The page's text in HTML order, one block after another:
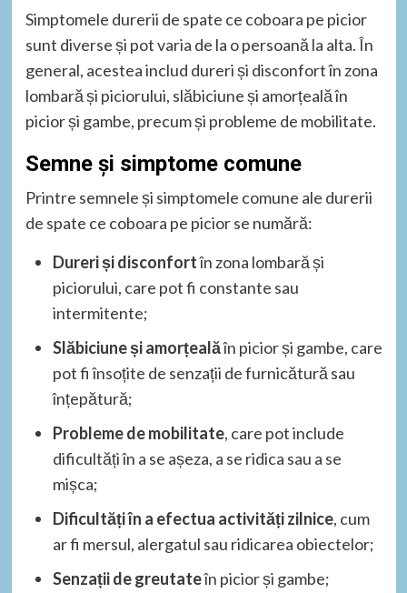
Simptomele durerii de spate ce coboara pe picior
sunt diverse și pot varia de la o persoană la alta. În
general, acestea includ dureri și disconfort în zona
lombară și piciorului, slăbiciune și amorțeală în
picior și gambe, precum și probleme de mobilitate.
Semne și simptome comune
Printre semnele și simptomele comune ale durerii
de spate ce coboara pe picior se numără:
Dureri și disconfortîn zona lombară și
piciorului, care pot fi constante sau
intermitente;
Slăbiciune și amorțealăîn picior și gambe, care
pot fi însoțite de senzații de furnicătură sau
înțepătură;
Probleme de mobilitate, care pot include
dificultăți în a se așeza, a se ridica sau a se
mișca;
Dificultăți în a efectua activități zilnice, cum
ar fi mersul, alergatul sau ridicarea obiectelor;
Senzații de greutateîn picior și gambe;